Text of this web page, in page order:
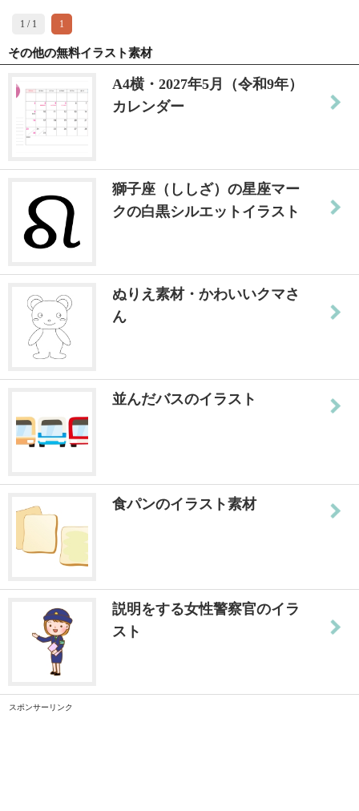
1 / 1 1
その他の無料イラスト素材
A4横・2027年5月（令和9年）
カレンダー
獅子座（ししざ）の星座マー
クの白黒シルエットイラスト
ぬりえ素材・かわいいクマさ
ん
並んだバスのイラスト
食パンのイラスト素材
説明をする女性警察官のイラ
スト
スポンサーリンク